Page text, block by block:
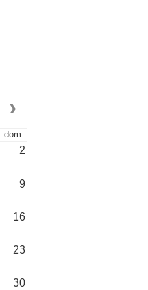
dom.
2
9
16
23
30